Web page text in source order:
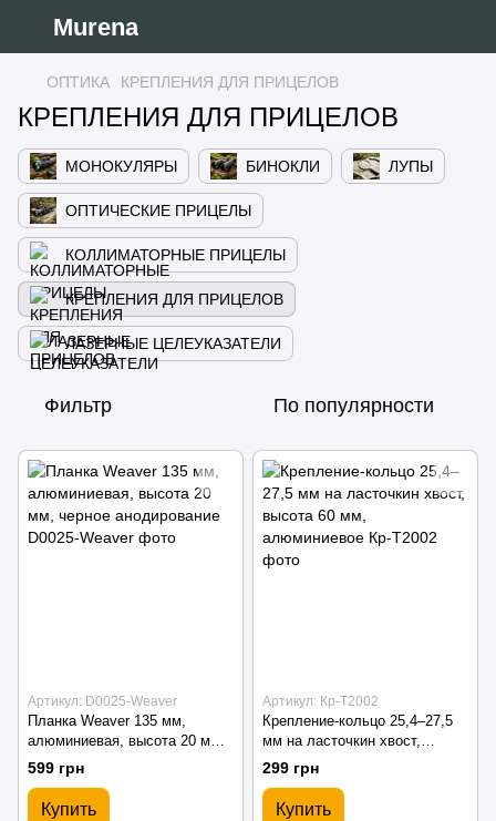
Murena
ОПТИКА КРЕПЛЕНИЯ ДЛЯ ПРИЦЕЛОВ
КРЕПЛЕНИЯ ДЛЯ ПРИЦЕЛОВ
МОНОКУЛЯРЫ БИНОКЛИ ЛУПЫ
ОПТИЧЕСКИЕ ПРИЦЕЛЫ
КОЛЛИМАТОРНЫЕ ПРИЦЕЛЫ
КРЕПЛЕНИЯ ДЛЯ ПРИЦЕЛОВ
ЛАЗЕРНЫЕ ЦЕЛЕУКАЗАТЕЛИ
Фильтр По популярности
Артикул: D0025-Weaver
Планка Weaver 135 мм,
алюминиевая, высота 20 мм,
черное анодирование
599 грн
Купить
Артикул: Кр-T2002
Крепление-кольцо 25,4–27,5
мм на ласточкин хвост,
высота 60 мм, алюминиевое
299 грн
Купить